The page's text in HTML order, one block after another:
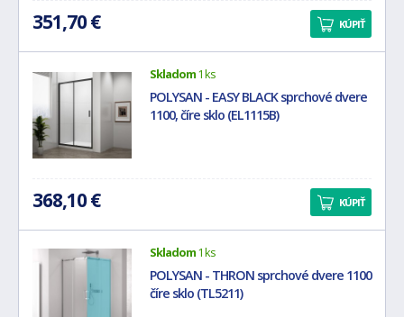
351,70 € KÚPIŤ
Skladom1 ks
POLYSAN - EASY BLACK sprchové dvere
1100, číre sklo (EL1115B)
368,10 € KÚPIŤ
Skladom1 ks
POLYSAN - THRON sprchové dvere 1100
číre sklo (TL5211)